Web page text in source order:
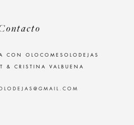
CON OLOCOMESOLODEJAS
& CRISTINA VALBUENA